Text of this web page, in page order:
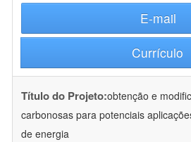
E-mail
Currículo
Título do Projeto:obtenção e
carbonosas para potenciais
de energia